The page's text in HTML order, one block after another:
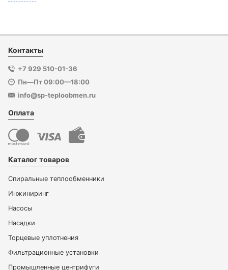
Контакты
+7 929 510-01-36
Пн—Пт 09:00—18:00
info@sp-teploobmen.ru
Оплата
Каталог товаров
Спиральные теплообменники
Инжиниринг
Насосы
Насадки
Торцевые уплотнения
Фильтрационные установки
Промышленные центрифуги